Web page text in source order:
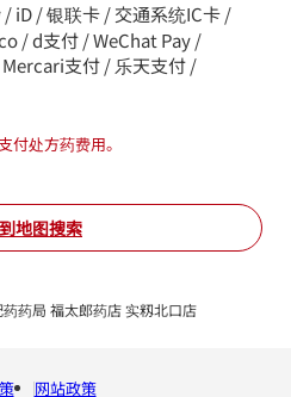
iD / 银联卡 / 交通系统IC卡 /
/ d支付 / WeChat Pay /
支付 / 乐天支付 /
付处方药费用。
地图搜索
药药局 福太郎药店 实籾北口店
网站政策